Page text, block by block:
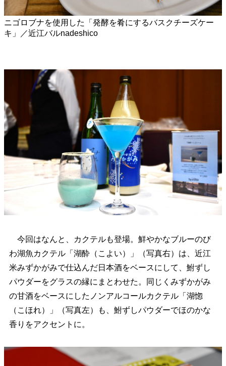
ニゴロブナを使用した「発酵を肴にするバスクチーズケー
キ」／近江バルnadeshico
今回はなんと、カクテルも登場。鮮やかなブルーのび
わ湖魚カクテル「湖酔（こよい）」（写真右）は、近江
米みずかがみで仕込んだ日本酒をベースにして、鮒ずし
パウダーをグラスの縁にまとわせた。同じくみずかがみ
の甘酒をベースにしたノンアルコールカクテル「湖惚
（こほれ）」（写真左）も、鮒ずしパウダーでほのかな
香りをアクセントに。